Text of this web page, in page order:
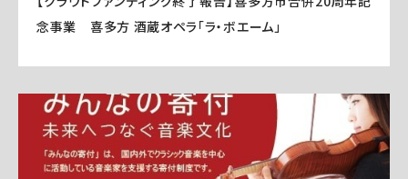
念事業 喜多方 酒蔵オペラ「ラ・ボエーム」